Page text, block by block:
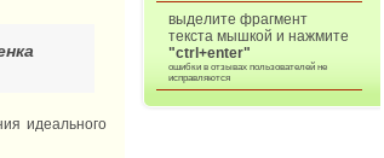
идеального
выделите фрагмент
текста мышкой и нажмите
"ctrl+enter"
ошибки в отзывах пользователей не
исправляются